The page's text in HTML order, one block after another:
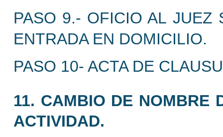
PASO 9.- OFICIO AL JUEZ
ENTRADA EN DOMICILIO.
PASO 10- ACTA DE
11. CAMBIO DE NOMBRE
ACTIVIDAD.